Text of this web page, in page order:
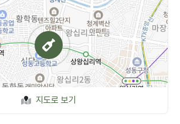
지도로 보기